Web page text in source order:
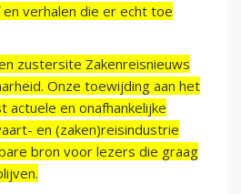
verhalen die er echt toe
zustersite Zakenreisnieuws
Onze toewijding aan het
actuele en onafhankelijke
en (zaken)reisindustrie
bron voor lezers die graag